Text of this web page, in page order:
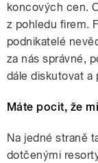
koncových cen.
z pohledu firem.
podnikatelé
za nás správné,
dále diskutovat a
Máte pocit, že
Na jedné straně
dotčenými